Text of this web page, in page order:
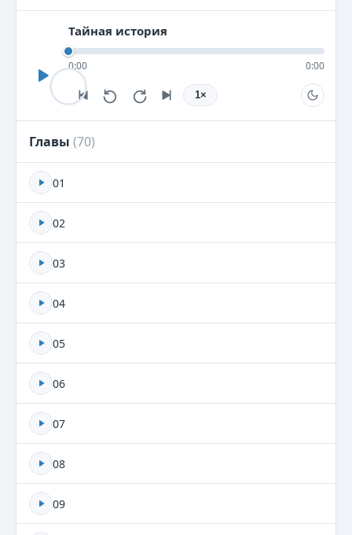
Тайная история
0:00 0:00
1×
Главы (70)
01
02
03
04
05
06
07
08
09